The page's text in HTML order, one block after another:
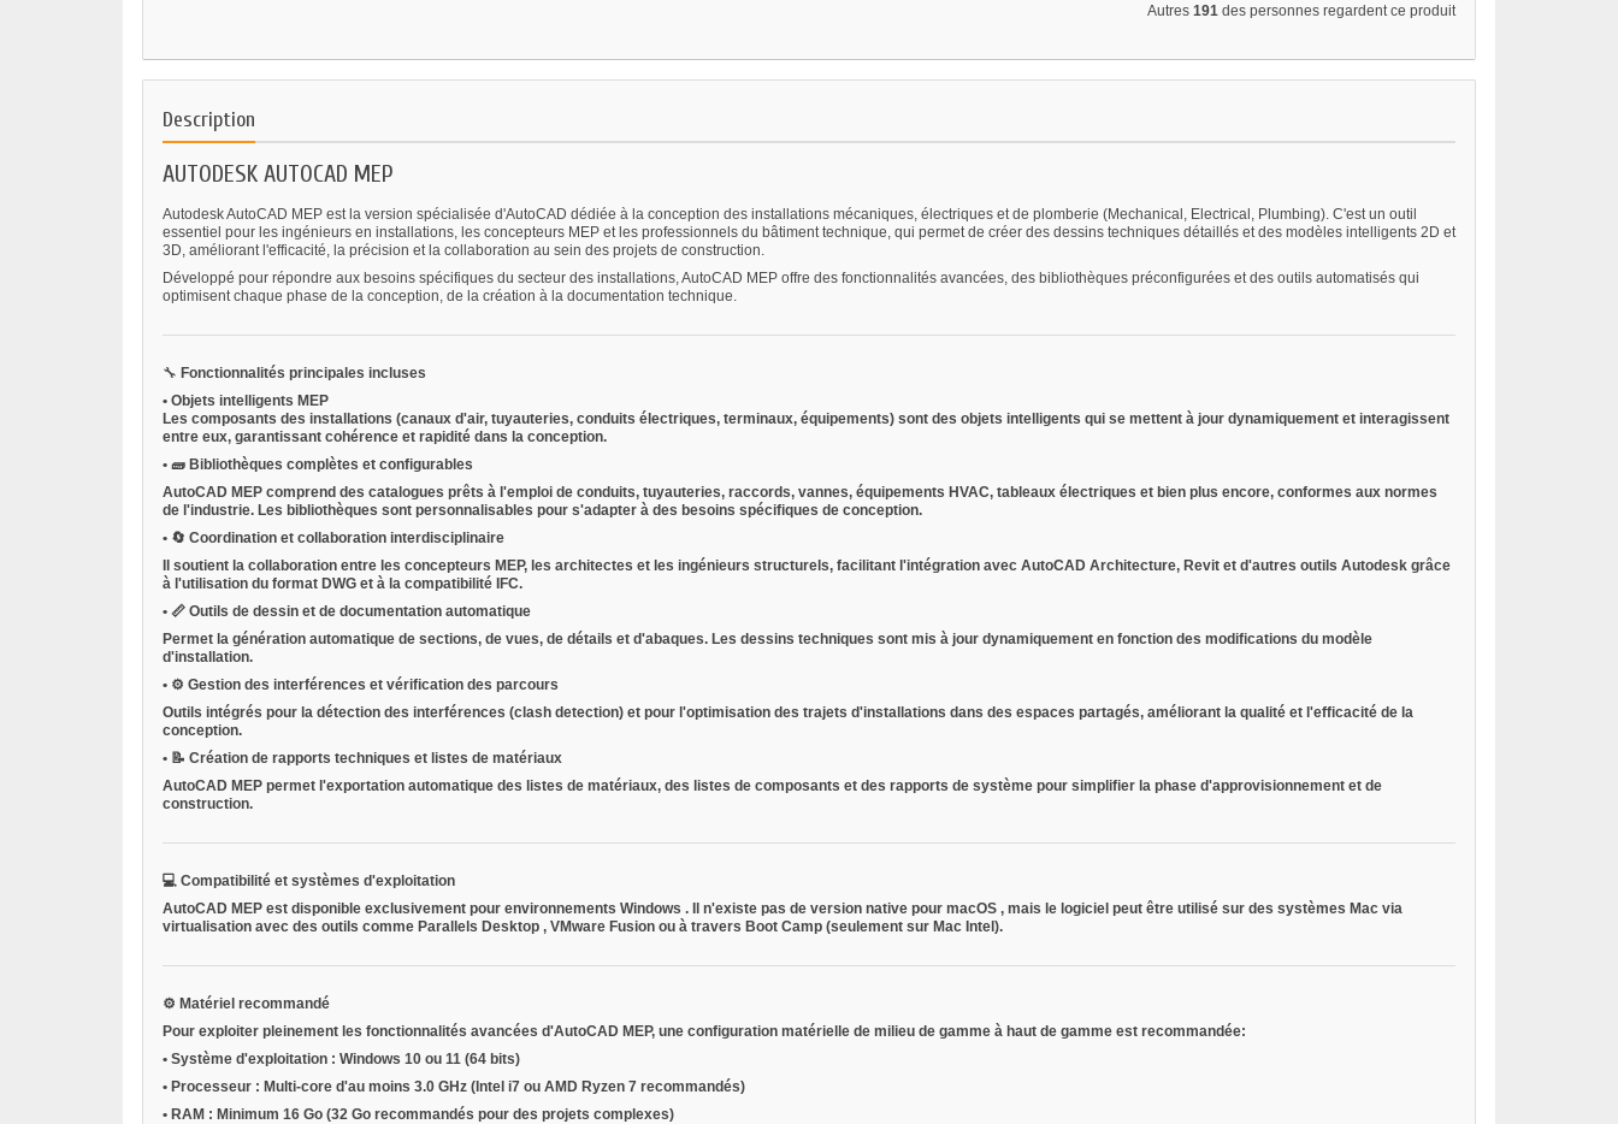
Autres 191 des personnes regardent ce produit
Description
AUTODESK AUTOCAD MEP
Autodesk AutoCAD MEP est la version spécialisée d'AutoCAD dédiée à la conception des installations mécaniques, électriques et de plomberie (Mechanical, Electrical, Plumbing). C'est un outil
essentiel pour les ingénieurs en installations, les concepteurs MEP et les professionnels du bâtiment technique, qui permet de créer des dessins techniques détaillés et des modèles intelligents 2D et
3D, améliorant l'efficacité, la précision et la collaboration au sein des projets de construction.
Développé pour répondre aux besoins spécifiques du secteur des installations, AutoCAD MEP offre des fonctionnalités avancées, des bibliothèques préconfigurées et des outils automatisés qui
optimisent chaque phase de la conception, de la création à la documentation technique.
🔧 Fonctionnalités principales incluses
• Objets intelligents MEP
Les composants des installations (canaux d'air, tuyauteries, conduits électriques, terminaux, équipements) sont des objets intelligents qui se mettent à jour dynamiquement et interagissent
entre eux, garantissant cohérence et rapidité dans la conception.
• 🧱 Bibliothèques complètes et configurables
AutoCAD MEP comprend des catalogues prêts à l'emploi de conduits, tuyauteries, raccords, vannes, équipements HVAC, tableaux électriques et bien plus encore, conformes aux normes
de l'industrie. Les bibliothèques sont personnalisables pour s'adapter à des besoins spécifiques de conception.
• 🔄 Coordination et collaboration interdisciplinaire
Il soutient la collaboration entre les concepteurs MEP, les architectes et les ingénieurs structurels, facilitant l'intégration avec AutoCAD Architecture, Revit et d'autres outils Autodesk grâce
à l'utilisation du format DWG et à la compatibilité IFC.
• 📏 Outils de dessin et de documentation automatique
Permet la génération automatique de sections, de vues, de détails et d'abaques. Les dessins techniques sont mis à jour dynamiquement en fonction des modifications du modèle
d'installation.
• ⚙️ Gestion des interférences et vérification des parcours
Outils intégrés pour la détection des interférences (clash detection) et pour l'optimisation des trajets d'installations dans des espaces partagés, améliorant la qualité et l'efficacité de la
conception.
• 📝 Création de rapports techniques et listes de matériaux
AutoCAD MEP permet l'exportation automatique des listes de matériaux, des listes de composants et des rapports de système pour simplifier la phase d'approvisionnement et de
construction.
💻 Compatibilité et systèmes d'exploitation
AutoCAD MEP est disponible exclusivement pour environnements Windows . Il n'existe pas de version native pour macOS , mais le logiciel peut être utilisé sur des systèmes Mac via
virtualisation avec des outils comme Parallels Desktop , VMware Fusion ou à travers Boot Camp (seulement sur Mac Intel).
⚙️ Matériel recommandé
Pour exploiter pleinement les fonctionnalités avancées d'AutoCAD MEP, une configuration matérielle de milieu de gamme à haut de gamme est recommandée:
• Système d'exploitation : Windows 10 ou 11 (64 bits)
• Processeur : Multi-core d'au moins 3.0 GHz (Intel i7 ou AMD Ryzen 7 recommandés)
• RAM : Minimum 16 Go (32 Go recommandés pour des projets complexes)